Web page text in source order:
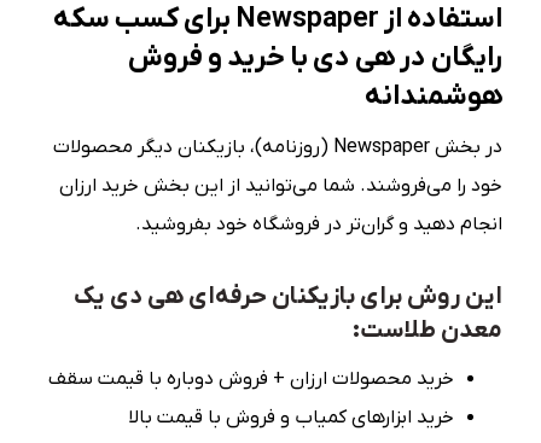
استفاده از Newspaper برای کسب سکه
رایگان در هی دی با خرید و فروش
هوشمندانه
در بخش Newspaper (روزنامه)، بازیکنان دیگر محصولات
خود را می‌فروشند. شما می‌توانید از این بخش خرید ارزان
انجام دهید و گران‌تر در فروشگاه خود بفروشید.
این روش برای بازیکنان حرفه‌ای هی دی یک
معدن طلاست:
خرید محصولات ارزان + فروش دوباره با قیمت سقف
خرید ابزارهای کمیاب و فروش با قیمت بالا